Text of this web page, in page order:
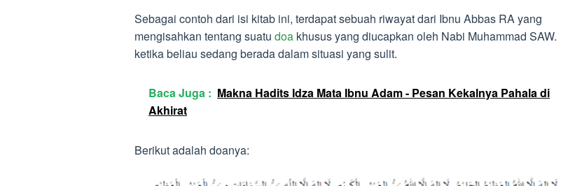
Sebagai contoh dari isi kitab ini, terdapat sebuah riwayat dari Ibnu Abbas RA yang
mengisahkan tentang suatu doa khusus yang diucapkan oleh Nabi Muhammad SAW.
ketika beliau sedang berada dalam situasi yang sulit.
Baca Juga : Makna Hadits Idza Mata Ibnu Adam - Pesan Kekalnya Pahala di
Akhirat
Berikut adalah doanya: